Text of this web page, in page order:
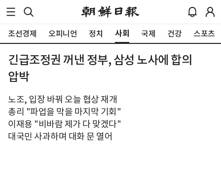
조선경제 오피니언 정치 사회 국제 건강 스포츠
긴급조정권 꺼낸 정부, 삼성 노사에 합의
압박
노조, 입장 바꿔 오늘 협상 재개
총리 "파업을 막을 마지막 기회"
이재용 "비바람 제가 다 맞겠다"
대국민 사과하며 대화 문 열어